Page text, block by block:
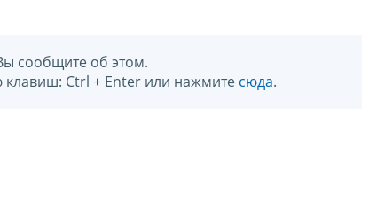
сообщите об этом.
Ctrl + Enter или нажмите сюда.